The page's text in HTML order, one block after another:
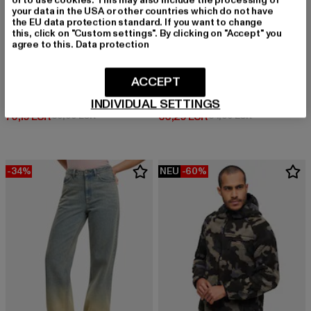
70,19 EUR
Derzeitiger Preis: 70,19 EUR
89,99 EURAktionspreis: 89,99 EUR
KARL KANI
Karl Kani Straight Fit Jeans
66,29 EUR
Derzeitiger Preis: 66,29 EUR
84,99 EURAktionspreis:
-34% NEU -60%
your data in the USA or other countries which do not have
the EU data protection standard. If you want to change
this, click on "Custom settings". By clicking on "Accept" you
agree to this. Data protection
INDIVIDUAL SETTINGS
ACCEPT